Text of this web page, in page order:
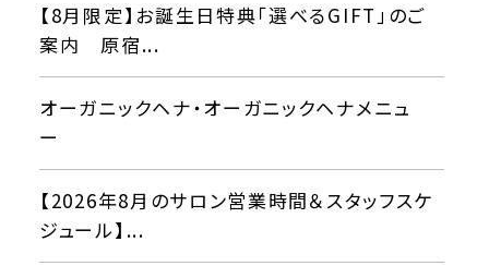
【8月限定】お誕生日特典「選べるGIFT」のご
案内 原宿...
オーガニックヘナ・オーガニックヘナメニュ
ー
【2026年8月のサロン営業時間＆スタッフスケ
ジュール】...